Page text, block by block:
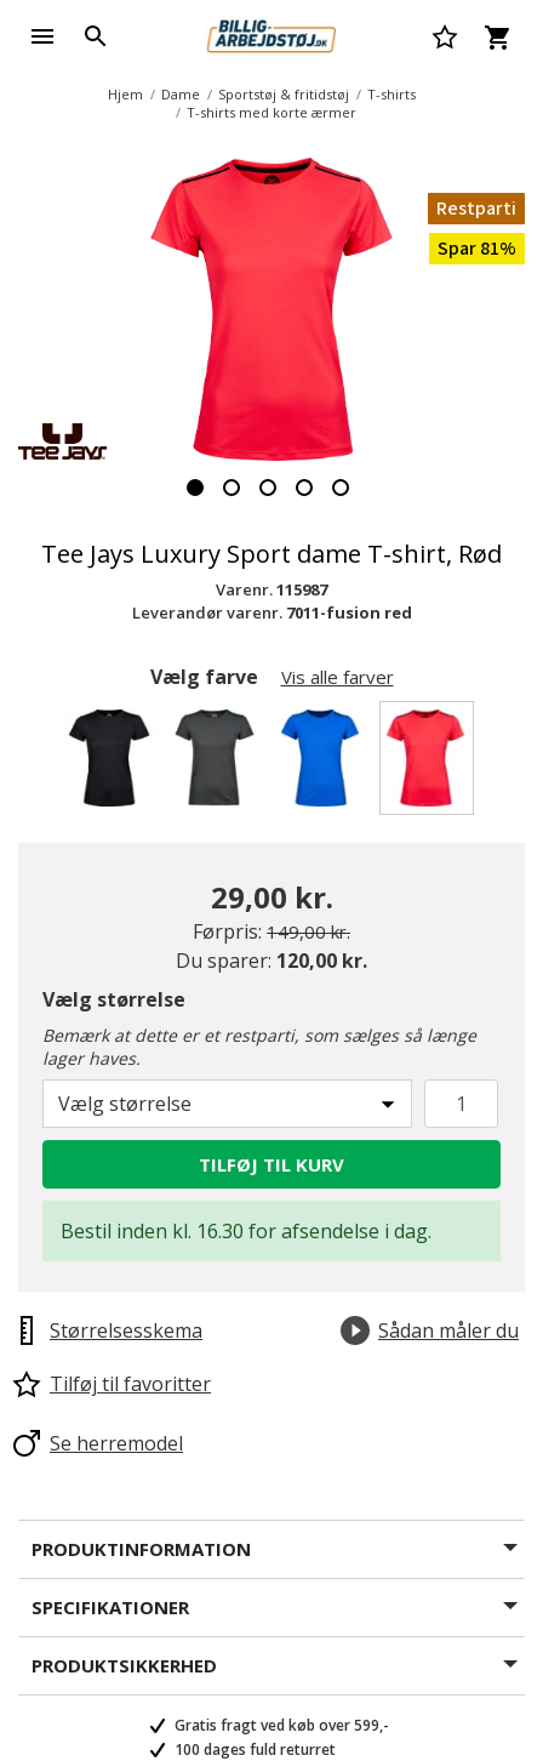
Hjem Dame Sportstøj & fritidstøj
T-shirts
T-shirts med korte ærmer
Restparti
Spar 81%
Tee Jays Luxury Sport dame T-shirt, Rød
Varenr.115987
Leverandør varenr. 7011-fusion red
Vælg farve Vis alle farver
29,00 kr.
Førpris: Pris nedsat fra
149,00 kr.til
Du sparer: 120,00 kr.
Vælg størrelse
Bemærk at dette er et restparti, som sælges så længe
lager haves.
Vælg størrelse
TILFØJ TIL KURV
Bestil inden kl. 16.30 for afsendelse i dag.
Størrelsesskema
Sådan måler du
Tilføj til favoritter
Se herremodel
PRODUKTINFORMATION
SPECIFIKATIONER
PRODUKTSIKKERHED
Gratis fragt ved køb over 599,-
100 dages fuld returret